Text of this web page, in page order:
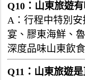
Q10：山東旅遊
A：行程中特別
宴、膠東海鮮、
深度品味山東飲
Q11：山東旅遊是